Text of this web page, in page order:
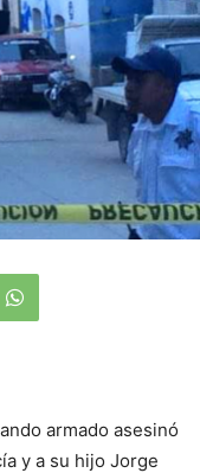
armado asesinó
y a su hijo Jorge